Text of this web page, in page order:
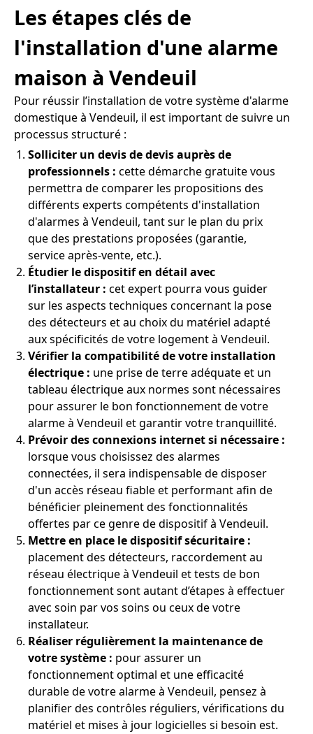
Les étapes clés de
l'installation d'une alarme
maison à Vendeuil
Pour réussir l’installation de votre système d'alarme
domestique à Vendeuil, il est important de suivre un
processus structuré :
Solliciter un devis de devis auprès de
professionnels : cette démarche gratuite vous
permettra de comparer les propositions des
différents experts compétents d'installation
d'alarmes à Vendeuil, tant sur le plan du prix
que des prestations proposées (garantie,
service après-vente, etc.).
Étudier le dispositif en détail avec
l’installateur : cet expert pourra vous guider
sur les aspects techniques concernant la pose
des détecteurs et au choix du matériel adapté
aux spécificités de votre logement à Vendeuil.
Vérifier la compatibilité de votre installation
électrique : une prise de terre adéquate et un
tableau électrique aux normes sont nécessaires
pour assurer le bon fonctionnement de votre
alarme à Vendeuil et garantir votre tranquillité.
Prévoir des connexions internet si nécessaire :
lorsque vous choisissez des alarmes
connectées, il sera indispensable de disposer
d'un accès réseau fiable et performant afin de
bénéficier pleinement des fonctionnalités
offertes par ce genre de dispositif à Vendeuil.
Mettre en place le dispositif sécuritaire :
placement des détecteurs, raccordement au
réseau électrique à Vendeuil et tests de bon
fonctionnement sont autant d’étapes à effectuer
avec soin par vos soins ou ceux de votre
installateur.
Réaliser régulièrement la maintenance de
votre système : pour assurer un
fonctionnement optimal et une efficacité
durable de votre alarme à Vendeuil, pensez à
planifier des contrôles réguliers, vérifications du
matériel et mises à jour logicielles si besoin est.